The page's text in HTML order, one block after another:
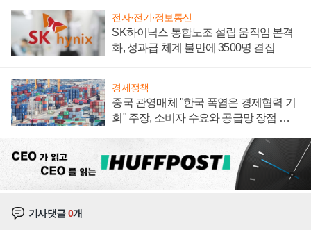
전자·전기·정보통신
SK하이닉스 통합노조 설립 움직임 본격
화, 성과급 체계 불만에 3500명 결집
경제정책
중국 관영매체 "한국 폭염은 경제협력 기
회" 주장, 소비자 수요와 공급망 장점 강
기사댓글0개